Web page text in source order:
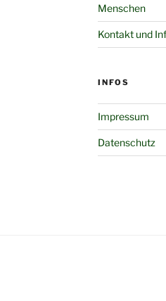
Menschen
Kontakt und
INFOS
Impressum
Datenschutz